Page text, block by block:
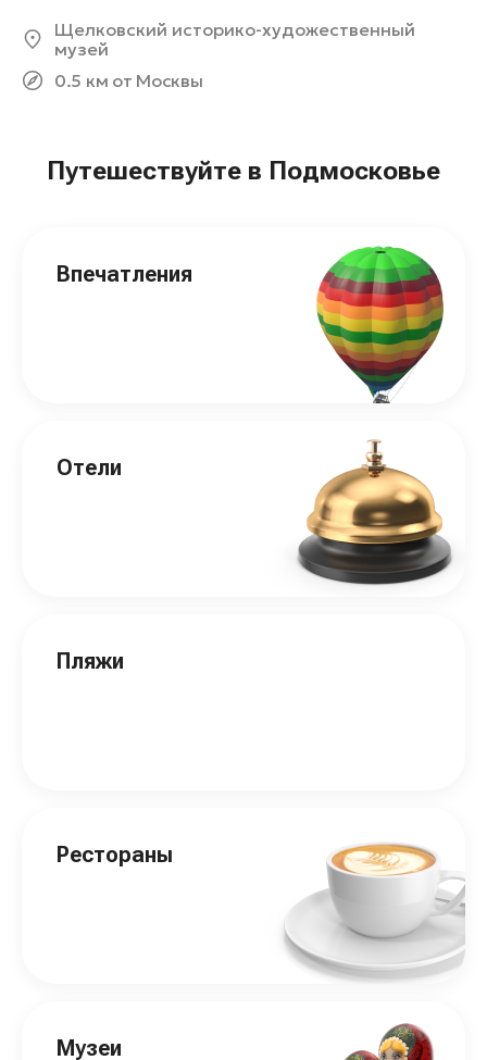
Щелковский историко-художественный
музей
0.5 км от Москвы
Путешествуйте в Подмосковье
Впечатления
Отели
Пляжи
Рестораны
Музеи